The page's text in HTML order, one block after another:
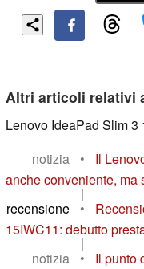
Altri articoli relativi
Lenovo IdeaPad Slim 3
notizia
•
Il
anche conveniente, ma
|
recensione
•
15IWC11: debutto
|
notizia
•
Il punto